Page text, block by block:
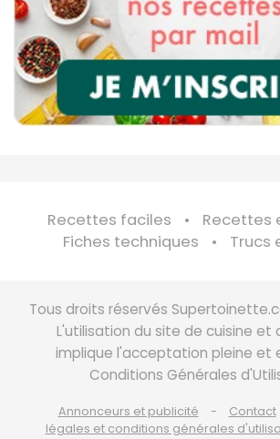
Recettes faciles
Recettes
Fiches techniques
Trucs
Tous droits réservés
L'utilisation du site de cuisine et
implique l'acceptation pleine et
Conditions Générales
Annonceurs et publicité Contact
légales et conditions générales